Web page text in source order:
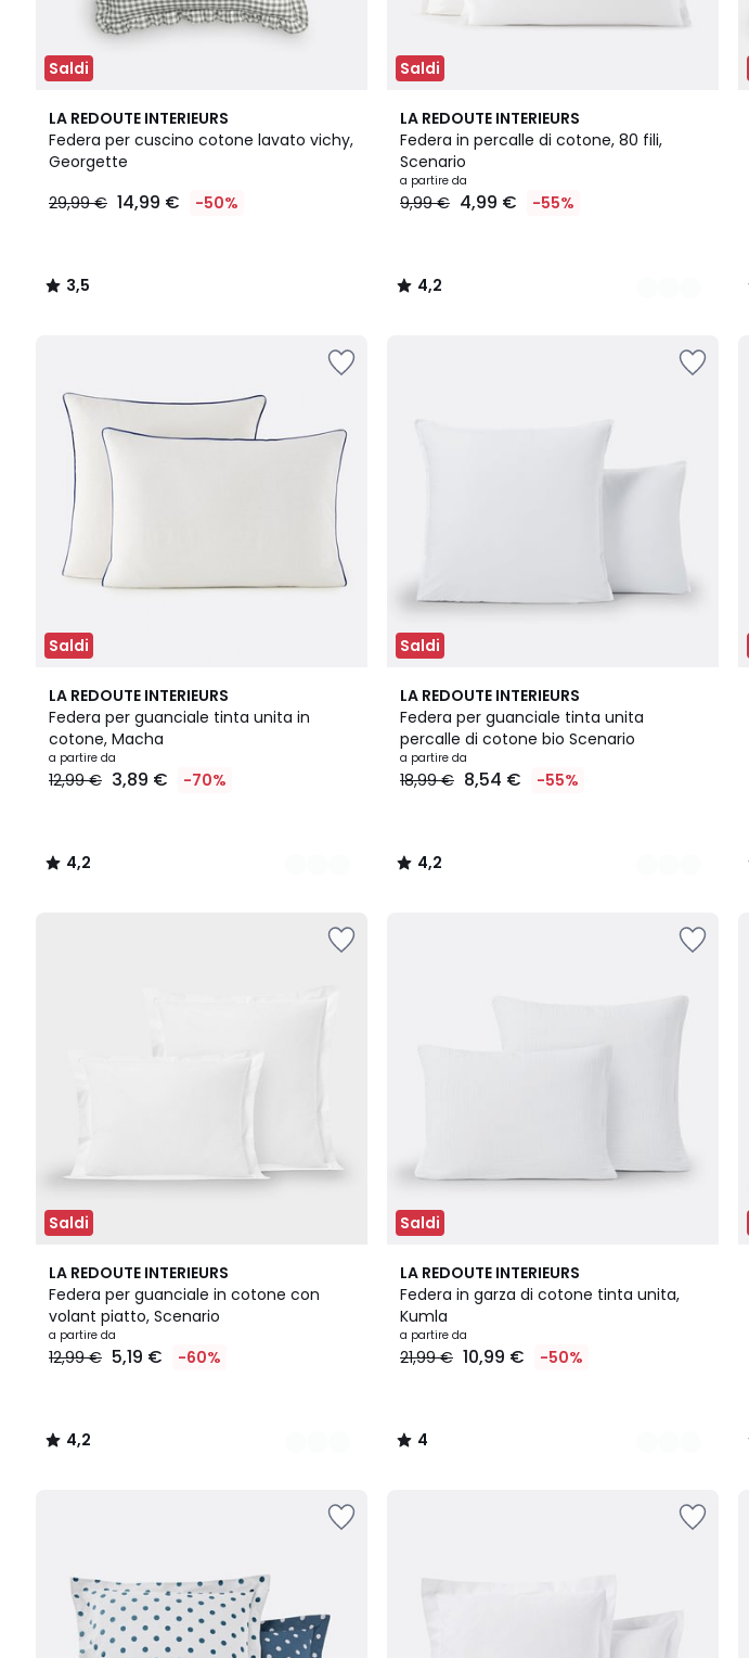
Saldi
LA REDOUTE INTERIEURS
Federa per cuscino cotone lavato vichy,
Georgette
29,99 € 14,99 € -50%
3,5
/ 5
3,5
/
Saldi
LA REDOUTE INTERIEURS
Federa in percalle di cotone, 80 fili,
Scenario
a partire da
9,99 € 4,99 € -55%
4,2
/ 5
21
Colori
4,2
/
Saldi
LA REDOUTE INTERIEURS
Federa per guanciale tinta unita in
cotone, Macha
a partire da
12,99 € 3,89 € -70%
4,2
/ 5
7
Colori
4,2
/
Saldi
LA REDOUTE INTERIEURS
Federa per guanciale tinta unita
percalle di cotone bio Scenario
a partire da
18,99 € 8,54 € -55%
4,2
/ 5
12
Colori
4,2
/
Saldi
LA REDOUTE INTERIEURS
Federa per guanciale in cotone con
volant piatto, Scenario
a partire da
12,99 € 5,19 € -60%
4,2
/ 5
20
Colori
4,2
/
Saldi
LA REDOUTE INTERIEURS
Federa in garza di cotone tinta unita,
Kumla
a partire da
21,99 € 10,99 € -50%
4
/
5
16
Colori
4
/